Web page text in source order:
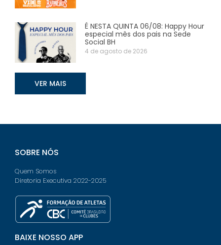
É NESTA QUINTA 06/08: Happy Hour
especial mês dos pais na Sede
Social BH
4 de agosto de 2026
VER MAIS
SOBRE NÓS
Quem Somos
Diretoria Executiva 2022-2025
BAIXE NOSSO APP